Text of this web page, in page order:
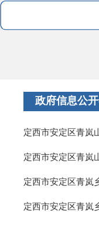
政府信息公
定西市安定区青岚
定西市安定区青岚
定西市安定区青岚
定西市安定区青岚